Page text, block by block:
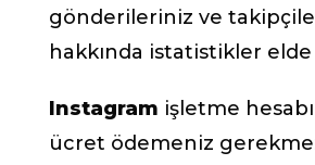
gönderileriniz ve
hakkında istatistikler
Instagram işletme
ücret ödemeniz